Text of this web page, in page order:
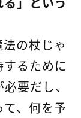
の杖じゃ
るために
要だし、
、何を予